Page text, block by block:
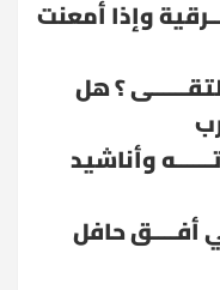
وإذا أمعنت
؟ هل
وأناشيد
أفــــق حافل